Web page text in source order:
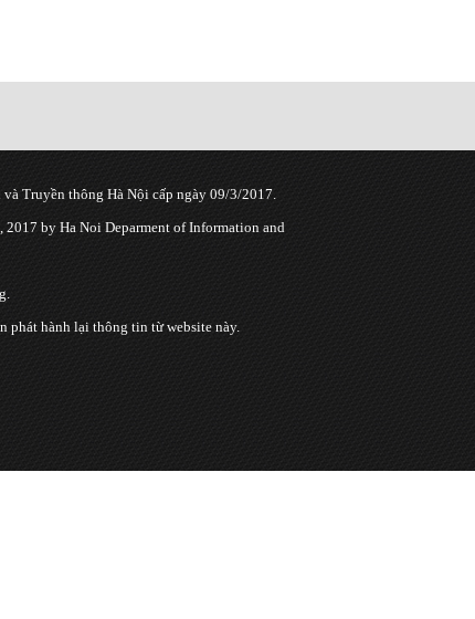
Truyền thông Hà Nội cấp ngày 09/3/2017.
by Ha Noi Deparment of Information and
hành lại thông tin từ website này.